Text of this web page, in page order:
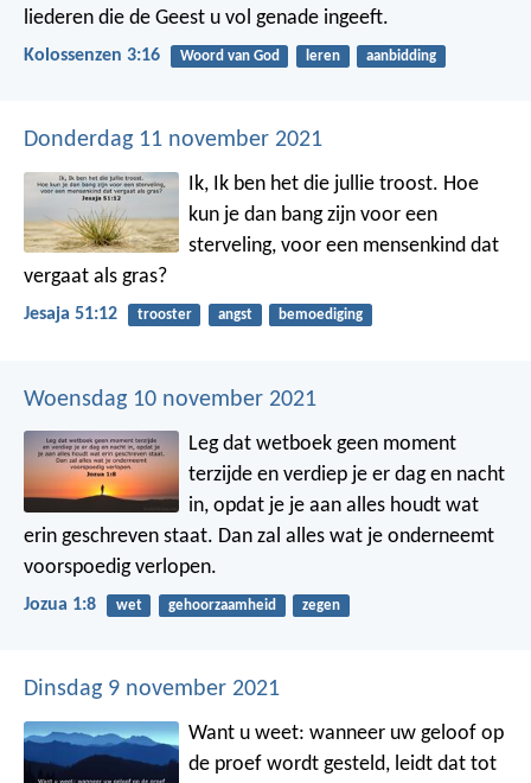
liederen die de Geest u vol genade ingeeft.
Kolossenzen 3:16 Woord van God leren aanbidding
Donderdag 11 november 2021
Ik, Ik ben het die jullie troost. Hoe
kun je dan bang zijn voor een
sterveling, voor een mensenkind dat
vergaat als gras?
Jesaja 51:12 trooster angst bemoediging
Woensdag 10 november 2021
Leg dat wetboek geen moment
terzijde en verdiep je er dag en nacht
in, opdat je je aan alles houdt wat
erin geschreven staat. Dan zal alles wat je onderneemt
voorspoedig verlopen.
Jozua 1:8 wet gehoorzaamheid zegen
Dinsdag 9 november 2021
Want u weet: wanneer uw geloof op
de proef wordt gesteld, leidt dat tot